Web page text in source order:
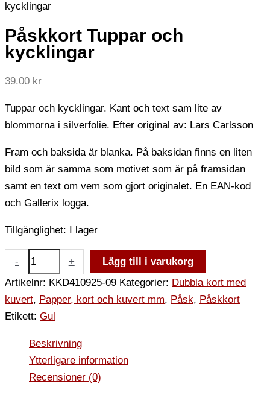
kycklingar
Påskkort Tuppar och
kycklingar
39.00 kr
Tuppar och kycklingar. Kant och text sam lite av
blommorna i silverfolie. Efter original av: Lars Carlsson
Fram och baksida är blanka. På baksidan finns en liten
bild som är samma som motivet som är på framsidan
samt en text om vem som gjort originalet. En EAN-kod
och Gallerix logga.
Tillgänglighet: I lager
- +
Lägg till i varukorg
Artikelnr: KKD410925-09 Kategorier: Dubbla kort med
kuvert, Papper, kort och kuvert mm, Påsk, Påskkort
Etikett: Gul
Beskrivning
Ytterligare information
Recensioner (0)